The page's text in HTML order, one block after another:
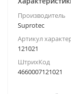
Производитель
Suprotec
Артикул
121021
ШтрихКод
4660007121021